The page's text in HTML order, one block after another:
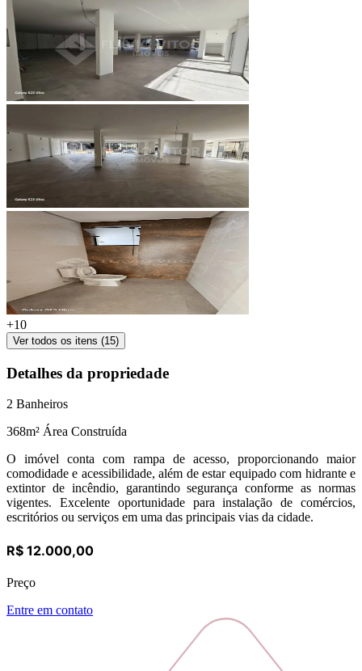
+10
Ver todos os itens (15)
Detalhes da propriedade
2 Banheiros
368m² Área Construída
O imóvel conta com rampa de acesso, proporcionando maior
comodidade e acessibilidade, além de estar equipado com hidrante e
extintor de incêndio, garantindo segurança conforme as normas
vigentes. Excelente oportunidade para instalação de comércios,
escritórios ou serviços em uma das principais vias da cidade.
R$ 12.000,00
Preço
Entre em contato